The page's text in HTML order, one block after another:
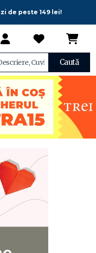
de peste 149 lei!
Caută